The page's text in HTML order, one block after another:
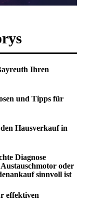
Ihren
und Tipps für
Hausverkauf in
Diagnose
oder
sinnvoll ist
effektiven